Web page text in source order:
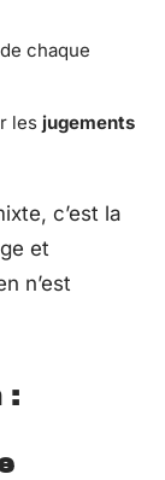
chaque
les jugements
c’est la
et
n’est
: